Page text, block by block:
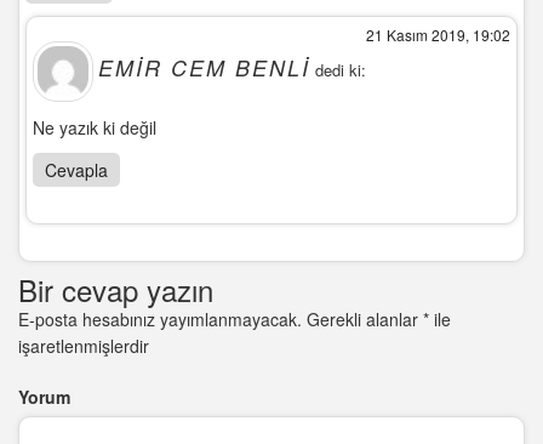
EMIR CEM BENLI dedi ki:
21 Kasım 2019, 19:02
Ne yazık ki değil
Cevapla
Bir cevap yazın
E-posta hesabınız yayımlanmayacak. Gerekli alanlar * ile
işaretlenmişlerdir
Yorum